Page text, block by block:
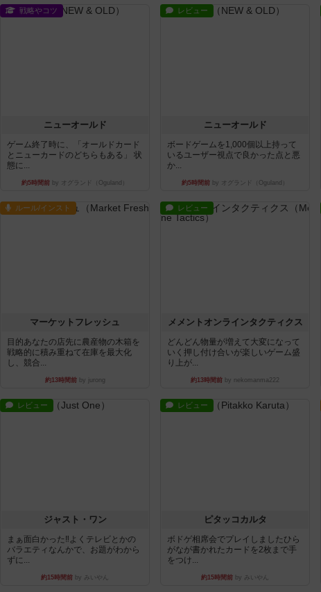
戦略やコツ
ニューオールド
ゲーム終了時に、「オールドカード
とニューカードのどちらもある」 状
態に...
約5時間前 by オグランド（Oguland）
レビュー
ニューオールド
ボードゲームを1,000個以上持って
いるユーザー視点で良かった点と悪
か...
約5時間前 by オグランド（Oguland）
ルール/インスト
マーケットフレッシュ
目的あなたの店先に農産物の木箱を
戦略的に積み重ねて在庫を最大化
し、競合...
約13時間前by jurong
レビュー
メメントオンラインタクティクス
どんどん物量が増えて大変になって
いく押し付け合いが楽しいゲーム盛
り上が...
約13時間前 by nekomanma222
レビュー
ジャスト・ワン
まぁ面白かった‼️よくテレビとかの
バラエティなんかで、お題がわから
ずに...
約15時間前 by みいやん
レビュー
ピタッコカルタ
ボドゲ相席会でプレイしましたひら
がなが書かれたカードを2枚まで手
をつけ...
約15時間前 by みいやん